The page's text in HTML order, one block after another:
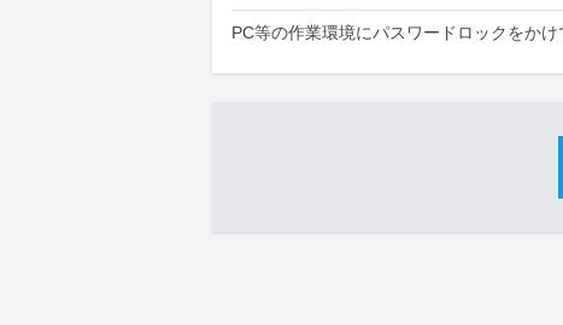
PC等の作業環境にパスワードロックをかけ